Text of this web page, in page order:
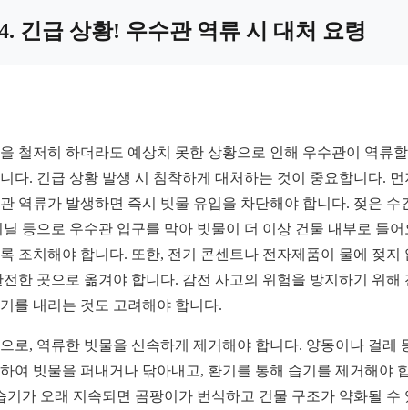
긴급 상황! 우수관 역류 시 대처 요령
철저히 하더라도 예상치 못한 상황으로 인해 우수관이 역류
다. 긴급 상황 발생 시 침착하게 대처하는 것이 중요합니다. 먼
역류가 발생하면 즉시 빗물 유입을 차단해야 합니다. 젖은 수
닐 등으로 우수관 입구를 막아 빗물이 더 이상 건물 내부로 들어
조치해야 합니다. 또한, 전기 콘센트나 전자제품이 물에 젖지
전한 곳으로 옮겨야 합니다. 감전 사고의 위험을 방지하기 위해
를 내리는 것도 고려해야 합니다.
로, 역류한 빗물을 신속하게 제거해야 합니다. 양동이나 걸레
여 빗물을 퍼내거나 닦아내고, 환기를 통해 습기를 제거해야
기가 오래 지속되면 곰팡이가 번식하고 건물 구조가 약화될 수